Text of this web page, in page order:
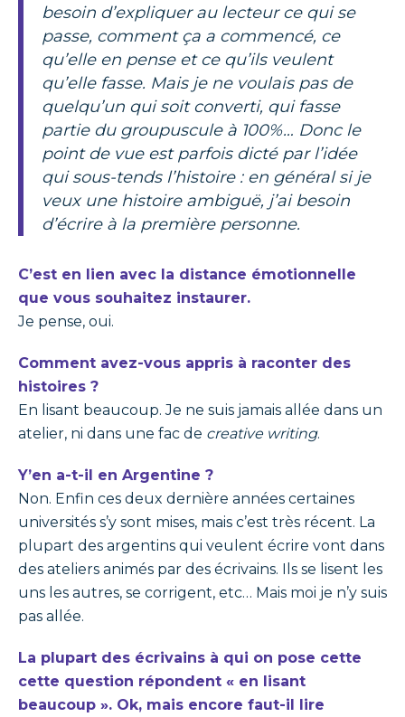
besoin d’expliquer au lecteur ce qui se
passe, comment ça a commencé, ce
qu’elle en pense et ce qu’ils veulent
qu’elle fasse. Mais je ne voulais pas de
quelqu’un qui soit converti, qui fasse
partie du groupuscule à 100%… Donc le
point de vue est parfois dicté par l’idée
qui sous-tends l’histoire : en général si je
veux une histoire ambiguë, j’ai besoin
d’écrire à la première personne.
C’est en lien avec la distance émotionnelle
que vous souhaitez instaurer.
Je pense, oui.
Comment avez-vous appris à raconter des
histoires ?
En lisant beaucoup. Je ne suis jamais allée dans un
atelier, ni dans une fac de creative writing.
Y’en a-t-il en Argentine ?
Non. Enfin ces deux dernière années certaines
universités s’y sont mises, mais c’est très récent. La
plupart des argentins qui veulent écrire vont dans
des ateliers animés par des écrivains. Ils se lisent les
uns les autres, se corrigent, etc… Mais moi je n’y suis
pas allée.
La plupart des écrivains à qui on pose cette
cette question répondent « en lisant
beaucoup ». Ok, mais encore faut-il lire